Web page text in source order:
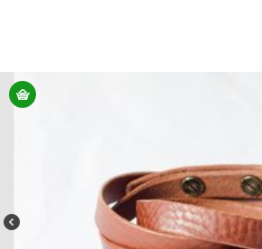
научете повече